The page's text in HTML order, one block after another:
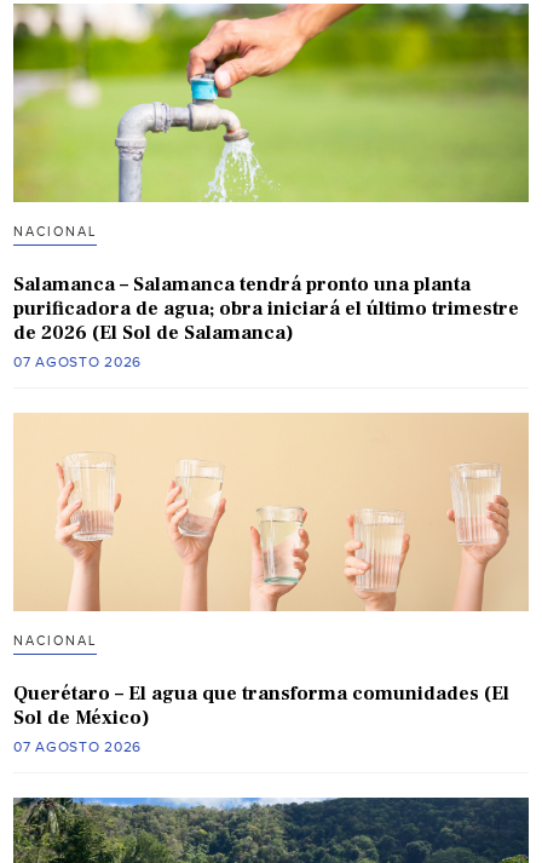
NACIONAL
Salamanca – Salamanca tendrá pronto una planta
purificadora de agua; obra iniciará el último trimestre
de 2026 (El Sol de Salamanca)
07 AGOSTO 2026
NACIONAL
Querétaro – El agua que transforma comunidades (El
Sol de México)
07 AGOSTO 2026